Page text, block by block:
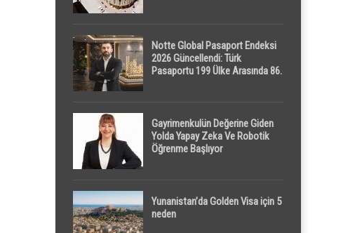
Notte Global Pasaport Endeksi
2026 Güncellendi: Türk
Pasaportu 199 Ülke Arasında 86.
Gayrimenkulün Değerine Giden
Yolda Yapay Zeka Ve Robotik
Öğrenme Başlıyor
Yunanistan’da Golden Visa için 5
neden